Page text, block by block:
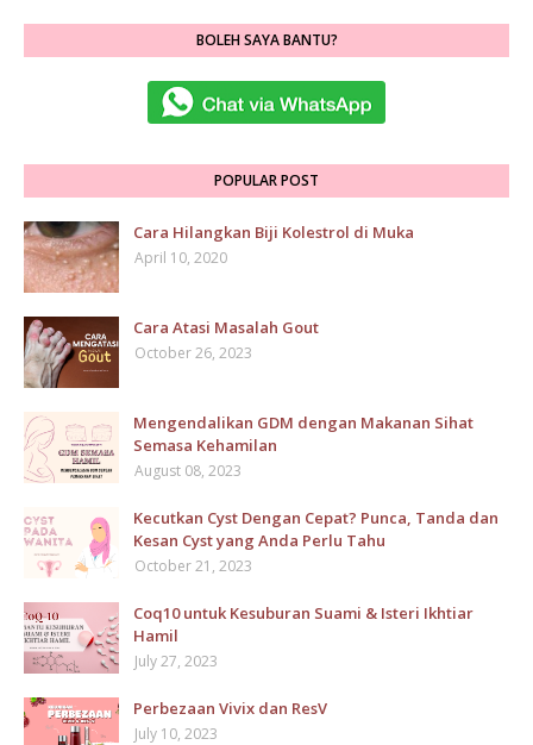
BOLEH SAYA BANTU?
POPULAR POST
Cara Hilangkan Biji Kolestrol di Muka
April 10, 2020
Cara Atasi Masalah Gout
October 26, 2023
Mengendalikan GDM dengan Makanan Sihat
Semasa Kehamilan
August 08, 2023
Kecutkan Cyst Dengan Cepat? Punca, Tanda dan
Kesan Cyst yang Anda Perlu Tahu
October 21, 2023
Coq10 untuk Kesuburan Suami & Isteri Ikhtiar
Hamil
July 27, 2023
Perbezaan Vivix dan ResV
July 10, 2023